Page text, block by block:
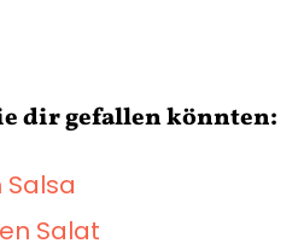
dir gefallen könnten:
Salsa
Salat